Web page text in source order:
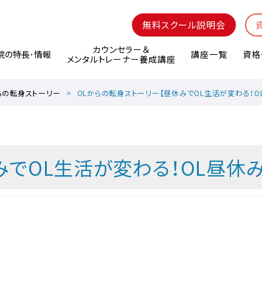
無料スクール説明会
の特長･情報
カウンセラー＆
メンタルトレーナー養成講座
講座一覧 資
の転身ストーリー OLからの転身ストーリー【昼休みでOL生活が変わる！
OL生活が変わる！OL昼休